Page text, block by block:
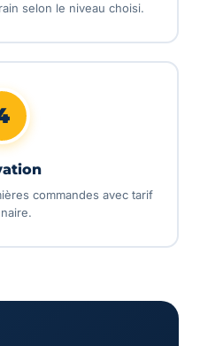
selon le niveau choisi.
commandes avec tarif